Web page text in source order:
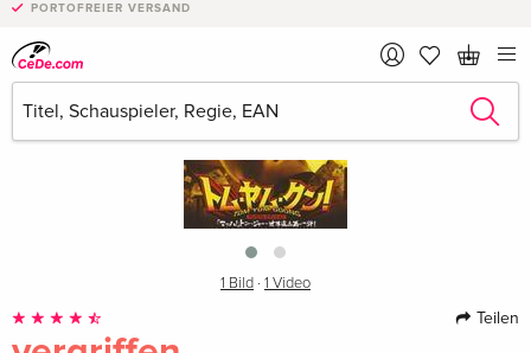
PORTOFREIER VERSAND
1 Bild · 1 Video
Teilen